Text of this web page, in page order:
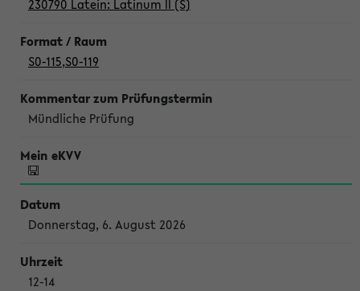
230790 Latein: Latinum II (S)
S0-115,S0-119
Mündliche Prüfung
Donnerstag, 6. August 2026
12-14